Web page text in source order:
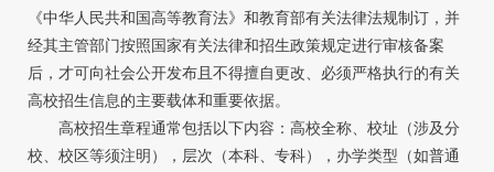
《中华人民共和国高等教育法》和教育部有关法律法规制订，并
经其主管部门按照国家有关法律和招生政策规定进行审核备案
后，才可向社会公开发布且不得擅自更改、必须严格执行的有关
高校招生信息的主要载体和重要依据。
高校招生章程通常包括以下内容：高校全称、校址（涉及分
校、校区等须注明），层次（本科、专科），办学类型（如普通